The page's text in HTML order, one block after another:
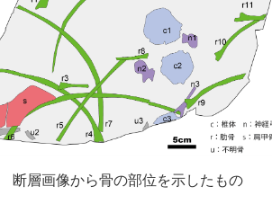
断層画像から骨の部位を示したもの